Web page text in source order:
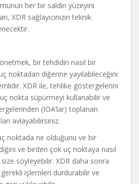
her bir saldırı yüzeyini
XDR sağlayıcınızın teknik
bir tehdidin nasıl bir
noktadan diğerine yayılabileceğini
XDR ile, tehlike göstergelerini
nokta süpürmeyi kullanabilir ve
(IOA’lar) toplanan
avlayabilirsiniz.
noktada ne olduğunu ve bir
ve birden çok uç noktaya nasıl
size söyleyebilir. XDR daha sonra
işlemleri durdurabilir ve